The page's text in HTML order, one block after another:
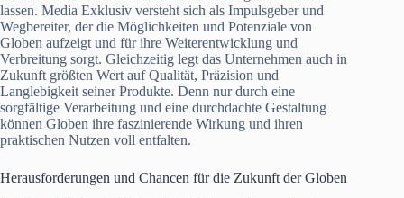
lassen. Media Exklusiv versteht sich als Impulsgeber und
Wegbereiter, der die Möglichkeiten und Potenziale von
Globen aufzeigt und für ihre Weiterentwicklung und
Verbreitung sorgt. Gleichzeitig legt das Unternehmen auch in
Zukunft größten Wert auf Qualität, Präzision und
Langlebigkeit seiner Produkte. Denn nur durch eine
sorgfältige Verarbeitung und eine durchdachte Gestaltung
können Globen ihre faszinierende Wirkung und ihren
praktischen Nutzen voll entfalten.
Herausforderungen und Chancen für die Zukunft der Globen